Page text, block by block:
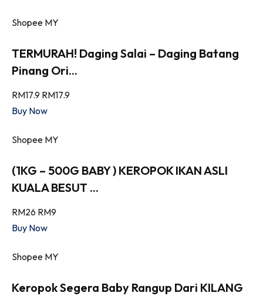
Shopee MY
TERMURAH! Daging Salai – Daging Batang
Pinang Ori...
RM17.9 RM17.9
Buy Now
Shopee MY
(1KG – 500G BABY ) KEROPOK IKAN ASLI
KUALA BESUT ...
RM26 RM9
Buy Now
Shopee MY
Keropok Segera Baby Rangup Dari KILANG